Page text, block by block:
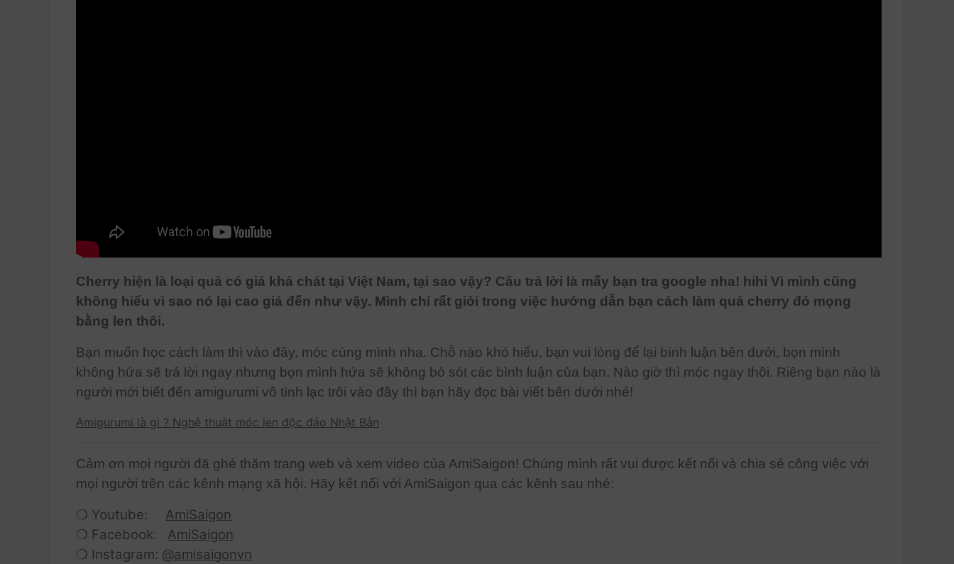
Cherry hiện là loại quả có giá khá chát tại Việt Nam, tại sao vậy? Câu trả lời là mấy bạn tra google nha! hihi Vì mình cũng
không hiểu vì sao nó lại cao giá đến như vậy. Mình chỉ rất giỏi trong việc hướng dẫn bạn cách làm quả cherry đỏ mọng
bằng len thôi.
Bạn muốn học cách làm thì vào đây, móc cùng mình nha. Chỗ nào khó hiểu, bạn vui lòng để lại bình luận bên dưới, bọn mình
không hứa sẽ trả lời ngay nhưng bọn mình hứa sẽ không bỏ sót các bình luận của bạn. Nào giờ thì móc ngay thôi. Riêng bạn nào là
người mới biết đến amigurumi vô tình lạc trôi vào đây thì bạn hãy đọc bài viết bên dưới nhé!
Amigurumi là gì ? Nghệ thuật móc len độc đáo Nhật Bản
Cảm ơn mọi người đã ghé thăm trang web và xem video của AmiSaigon! Chúng mình rất vui được kết nối và chia sẻ công việc với
mọi người trên các kênh mạng xã hội. Hãy kết nối với AmiSaigon qua các kênh sau nhé:
❍ Youtube: AmiSaigon
❍ Facebook: AmiSaigon
❍ Instagram: @amisaigonvn